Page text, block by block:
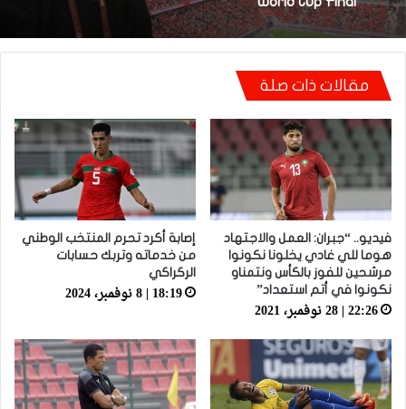
Recent Racism Controversies in Spain
Strengthen Morocco’s case for the 2030
للسخرية في الملاعب
مقالات ذات صلة
فيديو.. “جبران: العمل والاجتهاد
هوما للي غادي يخلونا نكونوا
مرشحين للفوز بالكأس ونتمناو
نكونوا في أتم استعداد”
22:26 | 28 نوفمبر، 2021
إصابة أكرد تحرم المنتخب الوطني
من خدماته وتربك حسابات
الركراكي
18:19 | 8 نوفمبر، 2024